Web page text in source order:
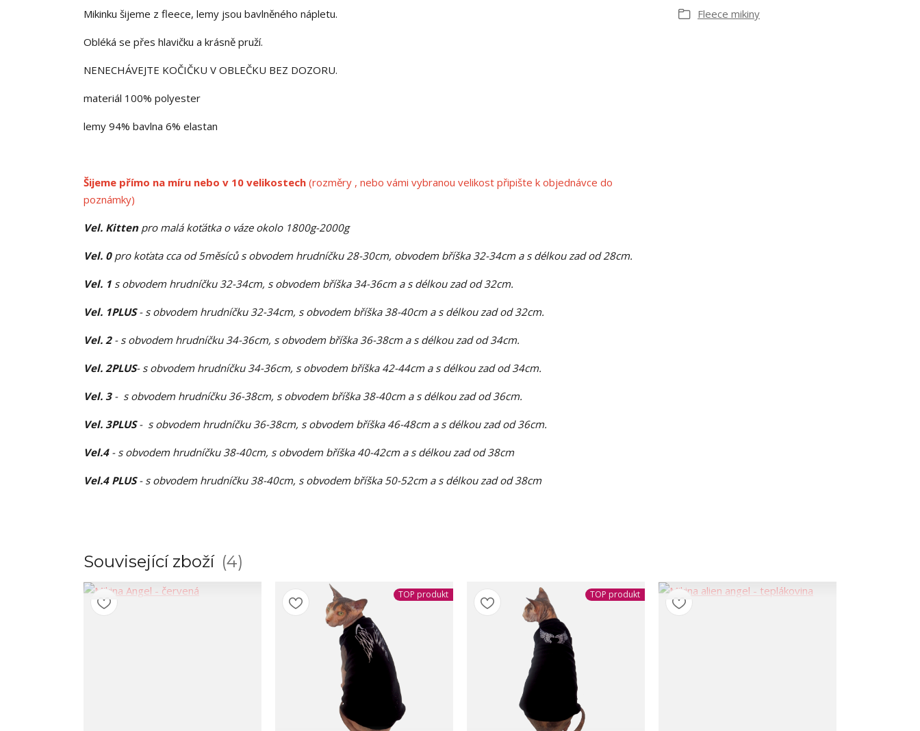
Mikinku šijeme z fleece, lemy jsou bavlněného nápletu.
Obléká se přes hlavičku a krásně pruží.
NENECHÁVEJTE KOČIČKU V OBLEČKU BEZ DOZORU.
materiál 100% polyester
lemy 94% bavlna 6% elastan
Šijeme přímo na míru nebo v 10 velikostech (rozměry , nebo vámi vybranou velikost připište k objednávce do
poznámky)
Vel. Kitten pro malá koťátka o váze okolo 1800g-2000g
Vel. 0pro koťata cca od 5měsíců s obvodem hrudníčku 28-30cm, obvodem bříška 32-34cm a s délkou zad od 28cm.
Vel. 1 s obvodem hrudníčku 32-34cm, s obvodem bříška 34-36cm a s délkou zad od 32cm.
Vel. 1PLUS- s obvodem hrudníčku 32-34cm, s obvodem bříška 38-40cm a s délkou zad od 32cm.
Vel. 2- s obvodem hrudníčku 34-36cm, s obvodem bříška 36-38cm a s délkou zad od 34cm.
Vel. 2PLUS- s obvodem hrudníčku 34-36cm, s obvodem bříška 42-44cm a s délkou zad od 34cm.
Vel. 3- s obvodem hrudníčku 36-38cm, s obvodem bříška 38-40cm a s délkou zad od 36cm.
Vel. 3PLUS- s obvodem hrudníčku 36-38cm, s obvodem bříška 46-48cm a s délkou zad od 36cm.
Vel.4- s obvodem hrudníčku 38-40cm, s obvodem bříška 40-42cm a s délkou zad od 38cm
Vel.4 PLUS- s obvodem hrudníčku 38-40cm, s obvodem bříška 50-52cm a s délkou zad od 38cm
Fleece mikiny
Související zboží 4
TOP produkt TOP produkt